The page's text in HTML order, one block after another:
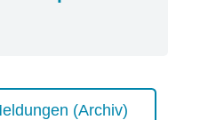
(Archiv)